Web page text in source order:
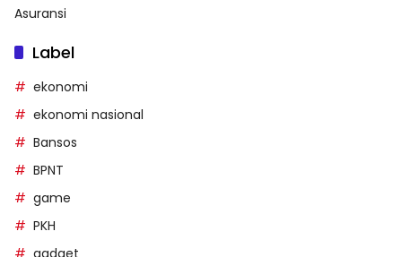
Asuransi
Label
ekonomi
ekonomi nasional
Bansos
BPNT
game
PKH
gadget